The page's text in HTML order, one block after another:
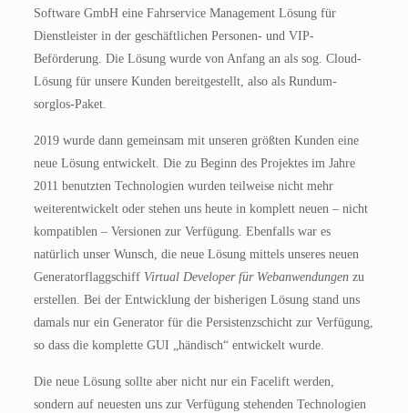
Software GmbH eine Fahrservice Management Lösung für
Dienstleister in der geschäftlichen Personen- und VIP-
Beförderung. Die Lösung wurde von Anfang an als sog. Cloud-
Lösung für unsere Kunden bereitgestellt, also als Rundum-
sorglos-Paket.
2019 wurde dann gemeinsam mit unseren größten Kunden eine
neue Lösung entwickelt. Die zu Beginn des Projektes im Jahre
2011 benutzten Technologien wurden teilweise nicht mehr
weiterentwickelt oder stehen uns heute in komplett neuen – nicht
kompatiblen – Versionen zur Verfügung. Ebenfalls war es
natürlich unser Wunsch, die neue Lösung mittels unseres neuen
Generatorflaggschiff Virtual Developer für Webanwendungenzu
erstellen. Bei der Entwicklung der bisherigen Lösung stand uns
damals nur ein Generator für die Persistenzschicht zur Verfügung,
so dass die komplette GUI „händisch“ entwickelt wurde.
Die neue Lösung sollte aber nicht nur ein Facelift werden,
sondern auf neuesten uns zur Verfügung stehenden Technologien